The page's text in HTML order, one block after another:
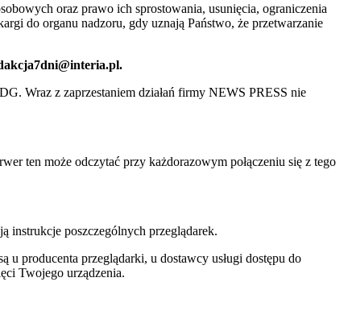
oraz prawo ich sprostowania, usunięcia, ograniczenia
do organu nadzoru, gdy uznają Państwo, że przetwarzanie
Wraz z zaprzestaniem działań firmy NEWS PRESS nie
ten może odczytać przy każdorazowym połączeniu się z tego
instrukcje poszczególnych przeglądarek.
producenta przeglądarki, u dostawcy usługi dostępu do
Twojego urządzenia.